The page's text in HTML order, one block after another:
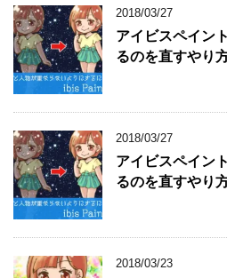
2018/03/27
アイビスペイン
るのを直すやり
2018/03/27
アイビスペイン
るのを直すやり
2018/03/23